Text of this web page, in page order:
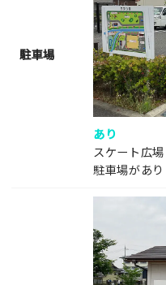
駐車場
あり
スケート広
駐車場があり